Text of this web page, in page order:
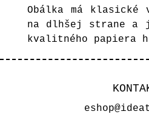
Obálka má klasické
na dlhšej strane a
kvalitného papiera